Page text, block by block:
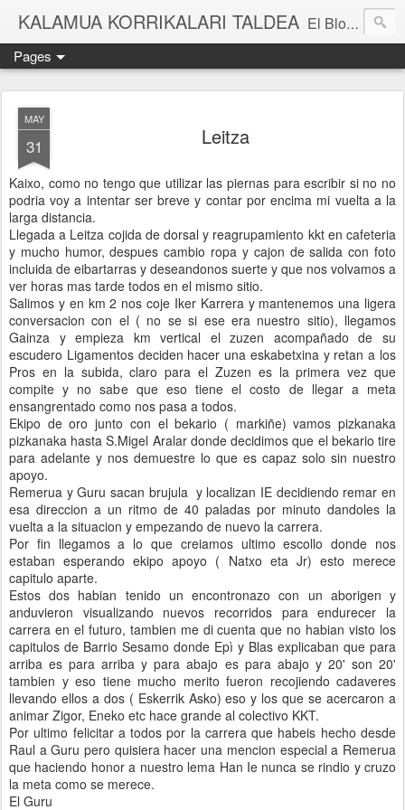
KALAMUA KORRIKALARI TALDEA El Blog de una cuadrilla de "frikis" que quedan para correr por el monte. Si quieres experimentar nuevas sensaciones acompañad@ de buena gente o simplemente probar eso de correr por el monte solo tienes que apuntarte a una de nuestras kedadas. Eibarko Korrikalari Friki talde bat gara.Menditik korrika egitea zer den probatu nahi baduzu gure "kedadetako" batera etorri. Blog honetan gure abentura eta bizipenak kontatzen ditugu, baina dena ez sinestu...
Pages
MAY
31 Leitza
Kaixo, como no tengo que utilizar las piernas para escribir si no no
podria voy a intentar ser breve y contar por encima mi vuelta a la
larga distancia.
Llegada a Leitza cojida de dorsal y reagrupamiento kkt en cafeteria
y mucho humor, despues cambio ropa y cajon de salida con foto
incluida de eibartarras y deseandonos suerte y que nos volvamos a
ver horas mas tarde todos en el mismo sitio.
Salimos y en km 2 nos coje Iker Karrera y mantenemos una ligera
conversacion con el ( no se si ese era nuestro sitio), llegamos
Gainza y empieza km vertical el zuzen acompañado de su
escudero Ligamentos deciden hacer una eskabetxina y retan a los
Pros en la subida, claro para el Zuzen es la primera vez que
compite y no sabe que eso tiene el costo de llegar a meta
ensangrentado como nos pasa a todos.
Ekipo de oro junto con el bekario ( markiñe) vamos pizkanaka
pizkanaka hasta S.Migel Aralar donde decidimos que el bekario tire
para adelante y nos demuestre lo que es capaz solo sin nuestro
apoyo.
Remerua y Guru sacan brujula y localizan IE decidiendo remar en
esa direccion a un ritmo de 40 paladas por minuto dandoles la
vuelta a la situacion y empezando de nuevo la carrera.
Por fin llegamos a lo que creiamos ultimo escollo donde nos
estaban esperando ekipo apoyo ( Natxo eta Jr) esto merece
capitulo aparte.
Estos dos habian tenido un encontronazo con un aborigen y
anduvieron visualizando nuevos recorridos para endurecer la
carrera en el futuro, tambien me di cuenta que no habian visto los
capitulos de Barrio Sesamo donde Epì y Blas explicaban que para
arriba es para arriba y para abajo es para abajo y 20' son 20'
tambien y eso tiene mucho merito fueron recojiendo cadaveres
llevando ellos a dos ( Eskerrik Asko) eso y los que se acercaron a
animar Zigor, Eneko etc hace grande al colectivo KKT.
Por ultimo felicitar a todos por la carrera que habeis hecho desde
Raul a Guru pero quisiera hacer una mencion especial a Remerua
que haciendo honor a nuestro lema Han Ie nunca se rindio y cruzo
la meta como se merece.
El Guru